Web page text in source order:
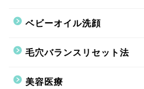
ベビーオイル洗顔
毛穴バランスリセット法
美容医療